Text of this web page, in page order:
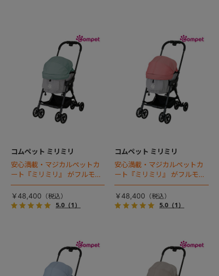
コムペット ミリミリ
安心満載・マジカルペットカ
ート『ミリミリ』 がフルモデ
ルチェンジ。 新機能「マジカ
ルフォールディング」搭載
￥48,400
5.0（1）
コムペット ミリミリ
安心満載・マジカルペットカ
ート『ミリミリ』 がフルモデ
ルチェンジ。 新機能「マジカ
ルフォールディング」搭載
￥48,400
5.0（1）